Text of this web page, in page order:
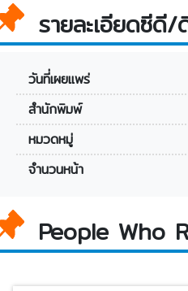
รายละเอียดซีดี
วันที่เผยแพร่
สำนักพิมพ์
หมวดหมู่
จำนวนหน้า
People Who